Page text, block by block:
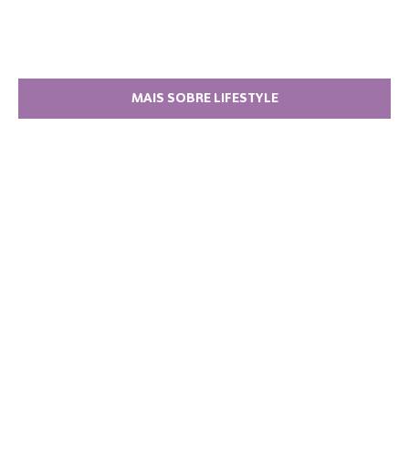
MAIS SOBRE LIFESTYLE